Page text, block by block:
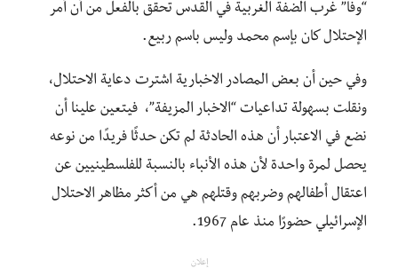
“وفا” غرب الضفة الغربية في القدس تحقق بالفعل من أن أمر
الإحتلال كان بإسم محمد وليس باسم ربيع.
وفي حين أن بعض المصادر الاخبارية اشترت دعاية الاحتلال،
ونقلت بسهولة تداعيات “الاخبار المزيفة”، فيتعين علينا أن
نضع في الاعتبار أن هذه الحادثة لم تكن حدثًا فريدًا من نوعه
يحصل لمرة واحدة لأن هذه الأنباء بالنسبة للفلسطينيين عن
اعتقال أطفالهم وضربهم وقتلهم هي من أكثر مظاهر الاحتلال
الإسرائيلي حضورًا منذ عام 1967.
إعلان